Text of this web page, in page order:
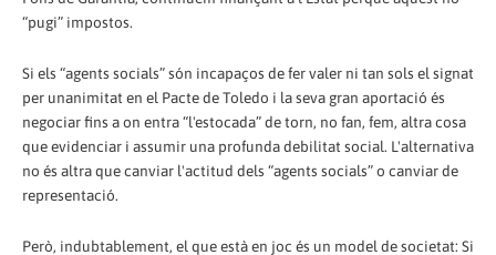
“pugi” impostos.
Si els “agents socials” són incapaços de fer valer ni tan sols el signat
per unanimitat en el Pacte de Toledo i la seva gran aportació és
negociar fins a on entra “l'estocada” de torn, no fan, fem, altra cosa
que evidenciar i assumir una profunda debilitat social. L'alternativa
no és altra que canviar l'actitud dels “agents socials” o canviar de
representació.
Però, indubtablement, el que està en joc és un model de societat: Si